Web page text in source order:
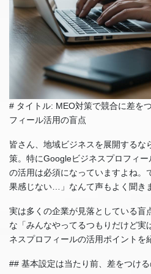
# タイトル: MEO対策で競合に差を
フィール活用の盲点
皆さん、地域ビジネスを展開するな
策。特にGoogleビジネスプロフィー
の活用は必須になっていますよね。
果感じない…」なんて声もよく聞き
実は多くの企業が見落としている盲
な「みんなやってるつもりだけど実
ネスプロフィールの活用ポイントを
## 基本設定は当たり前、差をつける